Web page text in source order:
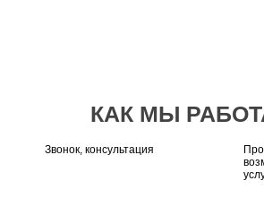
КАК МЫ
Звонок, консультация